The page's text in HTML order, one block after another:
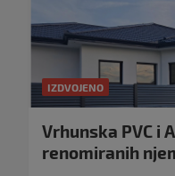
IZDVOJENO
Vrhunska PVC i
renomiranih